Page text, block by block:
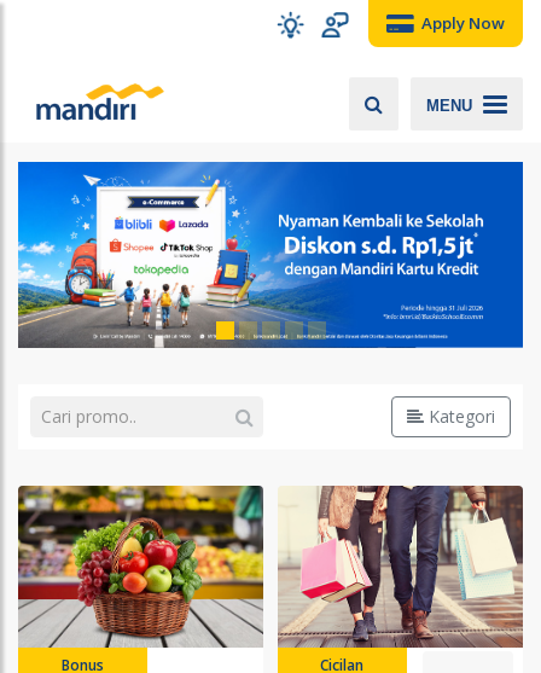
Apply Now
MENU
Kategori
Bonus Cicilan